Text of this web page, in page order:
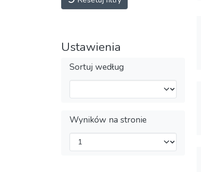
Ustawienia
Sortuj według
Wyników na stronie